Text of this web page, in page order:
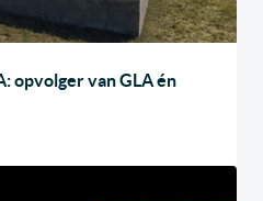
opvolger van GLA én